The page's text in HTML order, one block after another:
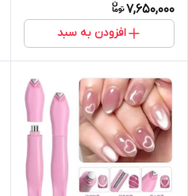
7,650,000
افزودن به سبد